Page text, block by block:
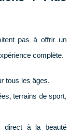
pas à offrir un
complète.
tous les âges.
terrains de sport,
à la beauté